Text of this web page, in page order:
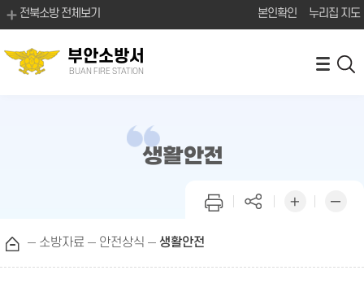
전북소방 전체보기 본인확인 누리집 지도
부안소방서
BUAN FIRE STATION
생활안전
소방자료 안전상식 생활안전